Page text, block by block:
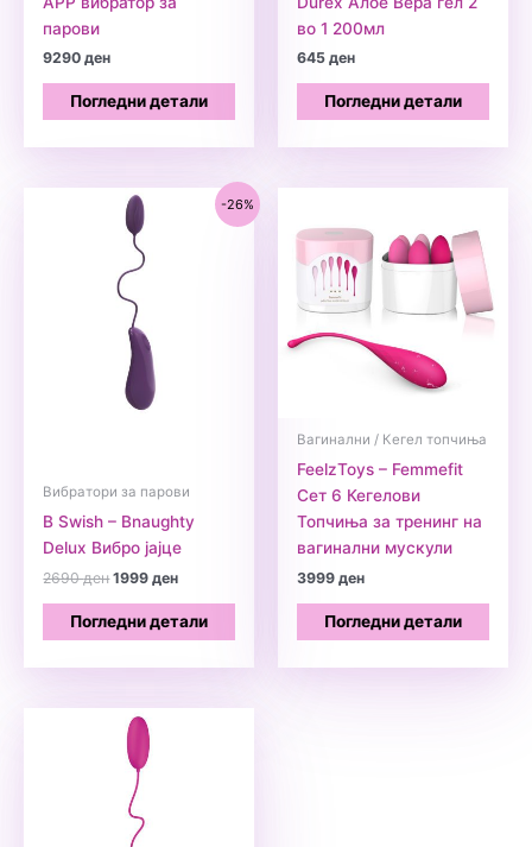
парови
9290ден
Погледни детали
во 1 200мл
645ден
Погледни детали
-26%
Вибратори за парови
B Swish – Bnaughty
Delux Вибро јајце
2690денOriginal
was:
2690 ден.
1999денCurrent
is:
Погледни детали
Вагинални / Кегел топчиња
FeelzToys – Femmefit
Сет 6 Кегелови
Топчиња за тренинг на
вагинални мускули
3999ден
Погледни детали